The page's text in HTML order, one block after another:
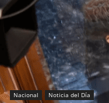
Nacional Noticia del Día